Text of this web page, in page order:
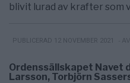
blivit lurad av krafter som
PUBLICERAD 12 NOVEMBER 2021 -
Ordenssällskapet Navet
Larsson, Torbjörn